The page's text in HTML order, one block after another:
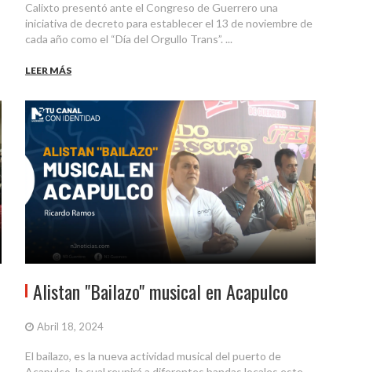
Calixto presentó ante el Congreso de Guerrero una
iniciativa de decreto para establecer el 13 de noviembre de
cada año como el “Día del Orgullo Trans”. ...
LEER MÁS
Alistan "Bailazo" musical en Acapulco
Abril 18, 2024
El bailazo, es la nueva actividad musical del puerto de